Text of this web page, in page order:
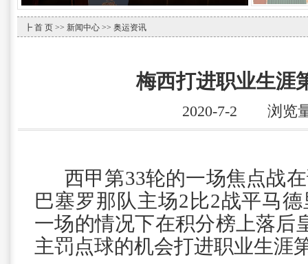
┣ 首 页 >> 新闻中心 >> 奥运资讯
梅西打进职业生涯
2020-7-2 浏览
西甲第33轮的一场焦点战在
巴塞罗那队主场2比2战平马
一场的情况下在积分榜上落后
主罚点球的机会打进职业生涯